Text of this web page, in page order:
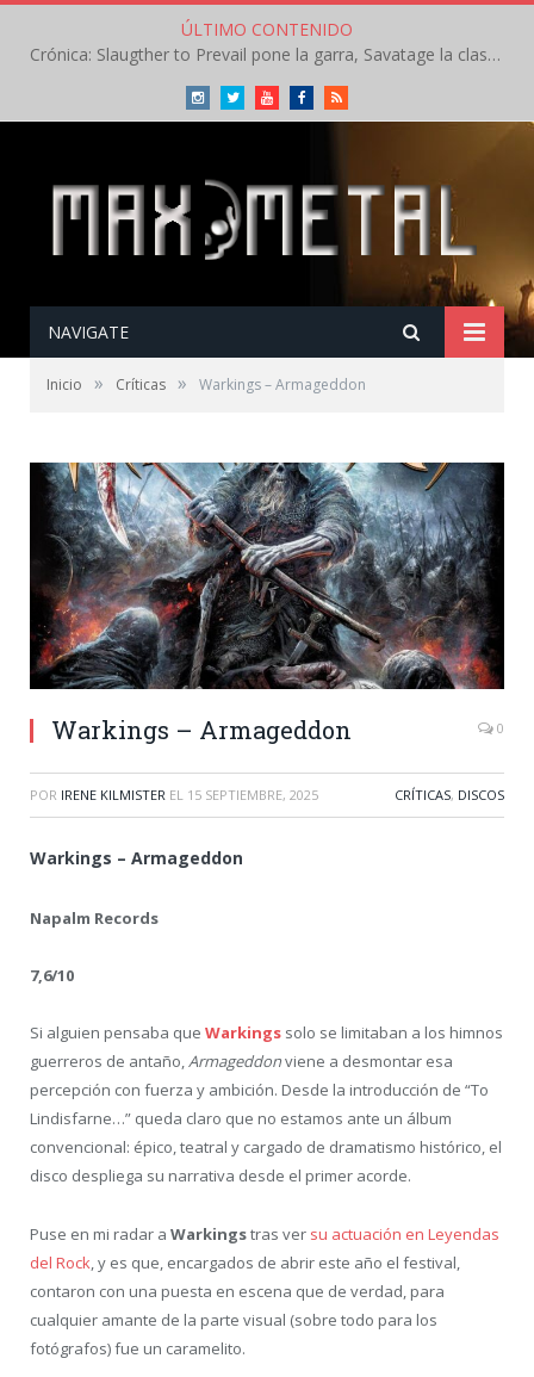
ÚLTIMO CONTENIDO
Crónica: Slaugther to Prevail pone la garra, Savatage la clase en la apertura del Leyendas del Rock – Miércoles – Agosto 2026
InstagramTwitterYoutubeFacebookRSS
NAVIGATE
Inicio » Críticas » Warkings – Armageddon
Warkings – Armageddon 0
POR IRENE KILMISTER EL 15 SEPTIEMBRE, 2025 CRÍTICAS, DISCOS
Warkings – Armageddon
Napalm Records
7,6/10
Si alguien pensaba que Warkings solo se limitaban a los himnos
guerreros de antaño,Armageddonviene a desmontar esa
percepción con fuerza y ambición. Desde la introducción de “To
Lindisfarne…” queda claro que no estamos ante un álbum
convencional: épico, teatral y cargado de dramatismo histórico, el
disco despliega su narrativa desde el primer acorde.
Puse en mi radar a Warkingstras ver su actuación en Leyendas
del Rock , y es que, encargados de abrir este año el festival,
contaron con una puesta en escena que de verdad, para
cualquier amante de la parte visual (sobre todo para los
fotógrafos) fue un caramelito.